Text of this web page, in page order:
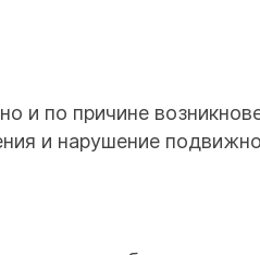
и по причине
и нарушение